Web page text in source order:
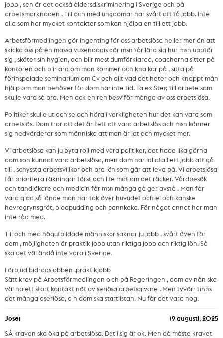
jobb , sen är det också åldersdiskriminering i Sverige och på
arbetsmarknaden . Till och med ungdomar har svårt att få jobb. Inte
alla som har mycket kontakter som kan hjälpa en till ett jobb.
Arbetsförmedlingen gör ingenting för oss arbetslösa heller mer än att
skicka oss på en massa vuxendagis där msn får lära sig hur msn uppför
sig , sköter sin hygien, och blir mest dumförklarad, coacherna sitter på
kontoren och blir arg om man kommer och kna kar på , sitta på
förinspelade seminarium om Cv och allt vad det heter och knappt mån
hjälp om man behöver för dom har inte tid. Ta ex Steg till arbete som
skulle vara så bra. Men ack en ren besviför många av oss arbetslösa.
Politiker skulle ut och se och höra i verkligheten hur det kan vara som
arbetslös. Dom tror att det är Fett att vara arbetslös och msn känner
sig nedvärderar som människa att man är lat och mycket mer.
Vi arbetslösa kan ju byta roll med våra politiker, det hade lika gärna
dom son kunnat vara arbetslösa, men dom har iallafall ett jobb att gå
till , schyssta arbetsvillkor och bra lön som går att leva på. Vi arbetslösa
får prioritera räkningar först och lite mat om det räcker. Vårdbesök
och tandläkare och medicin får msn många gå ger avstå . Man får
vara glad så länge man har tak över huvudet och el och kanske
havregrynsgröt, blodpudding och pannkaka. För något annat har man
inte råd med.
Till och med högutbildade människor saknar ju jobb , svårt även för
dem , möjligheten är praktik jobb utan riktiga jobb och riktig lön. Så
ska det väl ändå inte vara i Sverige.
Förbjud bidragsjobben ,praktikjobb
Sätt krav på Arbetsförmedlingen o ch på Regeringen , dom av nån ska
väl ha ett stort kontakt nät av seriösa arbetsgivare . Men tyvärr finns
det många oseriösa, o h dom ska startlistan. Nu får det vara nog.
Jose:
19 augusti, 2025
SÅ kraven ska öka på arbetslösa. Det i sig är ok. Men då måste kravet